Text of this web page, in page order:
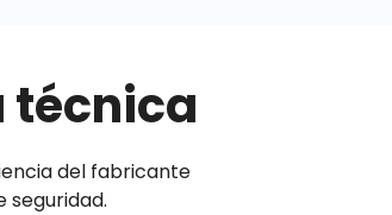
técnica
del fabricante
seguridad.